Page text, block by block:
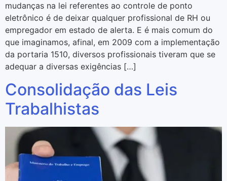
mudanças na lei referentes ao controle de ponto
eletrônico é de deixar qualquer profissional de RH ou
empregador em estado de alerta. E é mais comum do
que imaginamos, afinal, em 2009 com a implementação
da portaria 1510, diversos profissionais tiveram que se
adequar a diversas exigências […]
Consolidação das Leis
Trabalhistas